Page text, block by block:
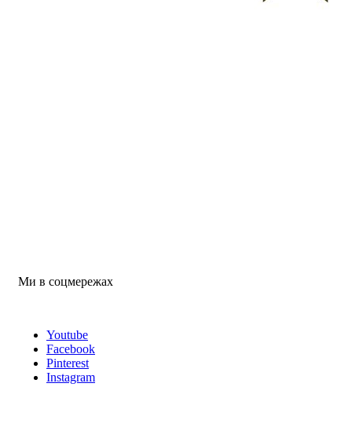
Ми в соцмережах
Youtube
Facebook
Pinterest
Instagram